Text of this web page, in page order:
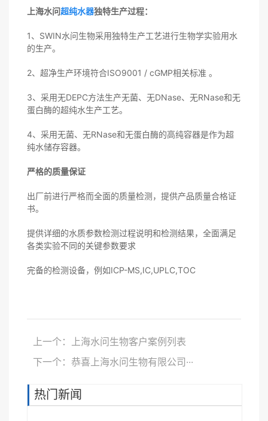
上海水问超纯水器独特生产过程：
1、SWIN水问生物采用独特生产工艺进行生物学实验用水
的生产。
2、超净生产环境符合ISO9001 / cGMP相关标准 。
3、采用无DEPC方法生产无菌、无DNase、无RNase和无
蛋白酶的超纯水生产工艺。
4、采用无菌、无RNase和无蛋白酶的高纯容器是作为超
纯水储存容器。
严格的质量保证
出厂前进行严格而全面的质量检测，提供产品质量合格证
书。
提供详细的水质参数检测过程说明和检测结果，全面满足
各类实验不同的关键参数要求
完备的检测设备，例如ICP-MS,IC,UPLC,TOC
上一个：上海水问生物客户案例列表
下一个：恭喜上海水问生物有限公司···
热门新闻